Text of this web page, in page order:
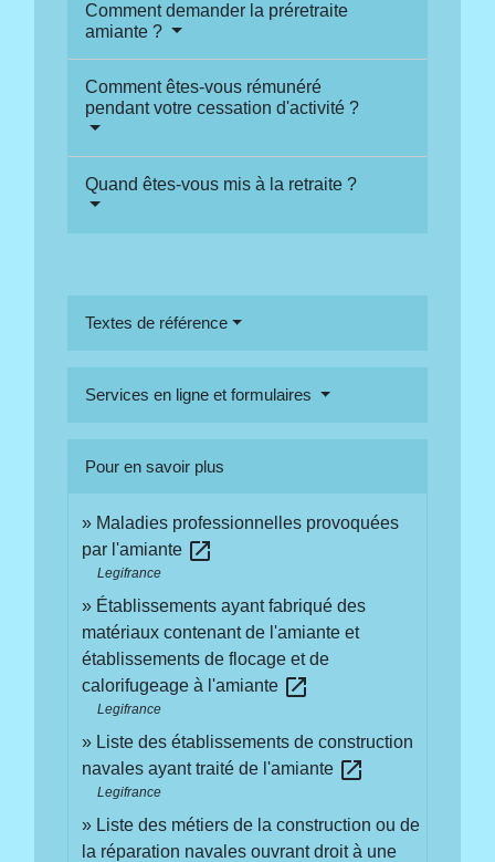
Comment demander la préretraite
amiante ?
Comment êtes-vous rémunéré
pendant votre cessation d'activité ?
Quand êtes-vous mis à la retraite ?
Textes de référence
Services en ligne et formulaires
Pour en savoir plus
Maladies professionnelles provoquées
par l'amiante open_in_new
Legifrance
Établissements ayant fabriqué des
matériaux contenant de l'amiante et
établissements de flocage et de
calorifugeage à l'amiante open_in_new
Legifrance
Liste des établissements de construction
navales ayant traité de l'amiante open_in_new
Legifrance
Liste des métiers de la construction ou de
la réparation navales ouvrant droit à une